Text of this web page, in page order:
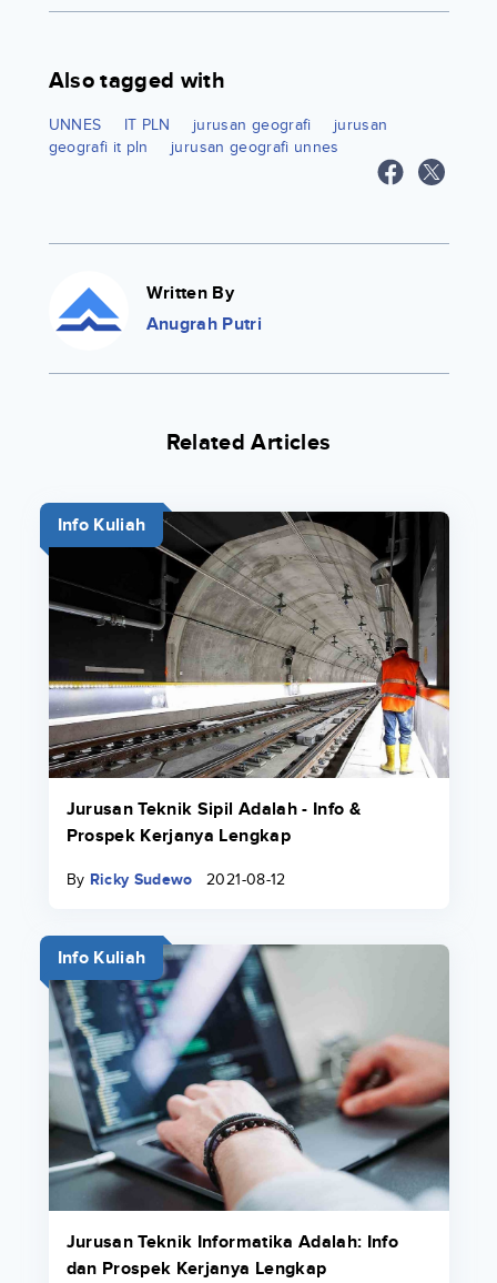
Also tagged with
UNNES IT PLN jurusan geografi
jurusan
geografi it pln
jurusan geografi unnes
Written By
Anugrah Putri
Related Articles
Info Kuliah
Jurusan Teknik Sipil Adalah - Info &
Prospek Kerjanya Lengkap
By Ricky Sudewo 2021-08-12
Info Kuliah
Jurusan Teknik Informatika Adalah: Info
dan Prospek Kerjanya Lengkap